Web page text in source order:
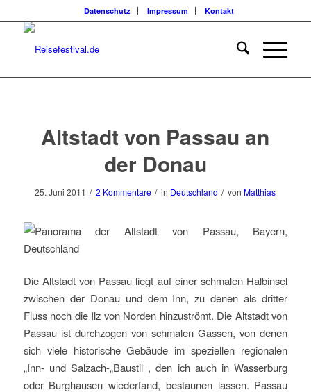
Datenschutz Impressum Kontakt
Altstadt von Passau an
der Donau
25. Juni 2011 / 2 Kommentare / in Deutschland / von Matthias
Die Altstadt von Passau liegt auf einer schmalen Halbinsel
zwischen der Donau und dem Inn, zu denen als dritter
Fluss noch die Ilz von Norden hinzuströmt. Die Altstadt von
Passau ist durchzogen von schmalen Gassen, von denen
sich viele historische Gebäude im speziellen regionalen
„Inn- und Salzach-„Baustil , den ich auch in Wasserburg
oder Burghausen wiederfand, bestaunen lassen. Passau